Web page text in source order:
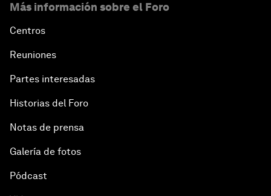
Más información sobre el Foro
Centros
Reuniones
Partes interesadas
Historias del Foro
Notas de prensa
Galería de fotos
Pódcast